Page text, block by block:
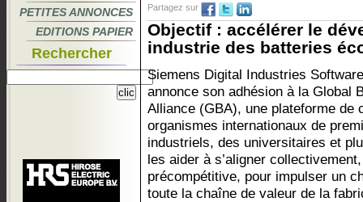
PETITES ANNONCES
EDITIONS PAPIER
Rechercher
Partagez sur
Objectif : accélérer le
industrie des batteries
Siemens Digital Industries Software
annonce son adhésion à la Global
Alliance (GBA), une plateforme de
organismes internationaux de
industriels, des universitaires et
les aider à s’aligner
précompétitive, pour impulser un
toute la chaîne de valeur de la